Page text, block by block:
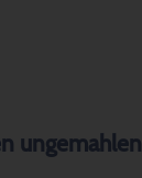
ungemahlen